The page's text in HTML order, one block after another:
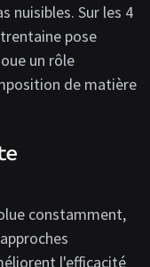
nuisibles. Sur les 4
pose
un rôle
de matière
constamment,
l'efficacité